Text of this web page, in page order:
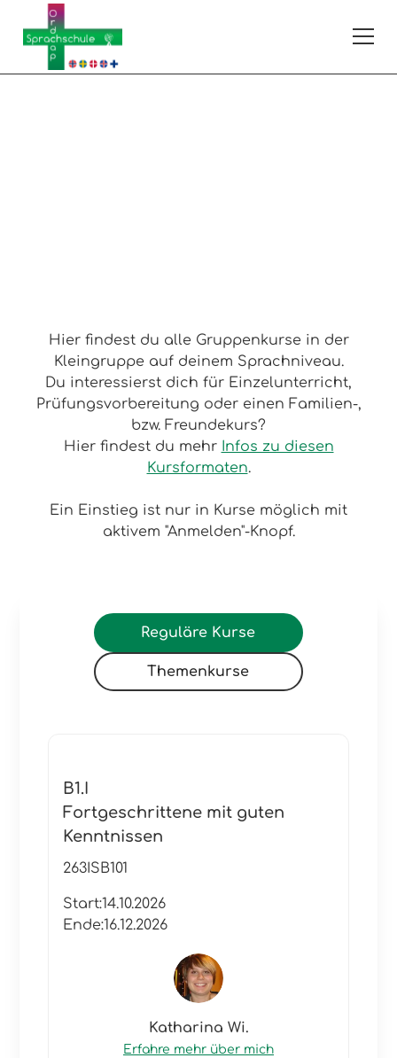
Hier findest du alle Gruppenkurse in der
Kleingruppe auf deinem Sprachniveau.
Du interessierst dich für Einzelunterricht,
Prüfungsvorbereitung oder einen Familien-,
bzw. Freundekurs?
Hier findest du mehr Infos zu diesen
Kursformaten.
Ein Einstieg ist nur in Kurse möglich mit
aktivem "Anmelden"-Knopf.
Reguläre Kurse
Themenkurse
B1.I
Fortgeschrittene mit guten
Kenntnissen
263ISB101
Start:14.10.2026
Ende:16.12.2026
Katharina Wi.
Erfahre mehr über mich